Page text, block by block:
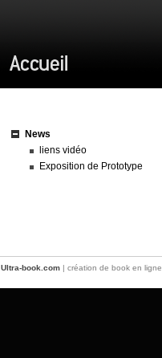
News
liens vidéo
Exposition de Prototype
Ultra-book.com| création de book en ligne